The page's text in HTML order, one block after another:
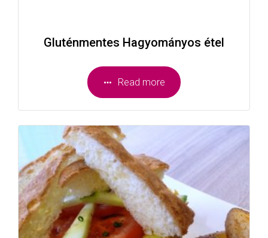
Gluténmentes Hagyományos étel
Read more